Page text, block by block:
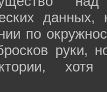
данных,
по
руки,